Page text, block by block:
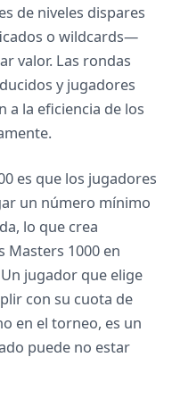
de niveles dispares
o wildcards—
valor. Las rondas
y jugadores
a la eficiencia de los
es que los jugadores
un número mínimo
lo que crea
Masters 1000 en
jugador que elige
con su cuota de
en el torneo, es un
puede no estar